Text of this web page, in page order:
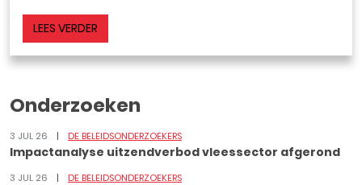
LEES VERDER
Onderzoeken
3 JUL 26 DE BELEIDSONDERZOEKERS
Impactanalyse uitzendverbod vleessector afgerond
3 JUL 26 DE BELEIDSONDERZOEKERS